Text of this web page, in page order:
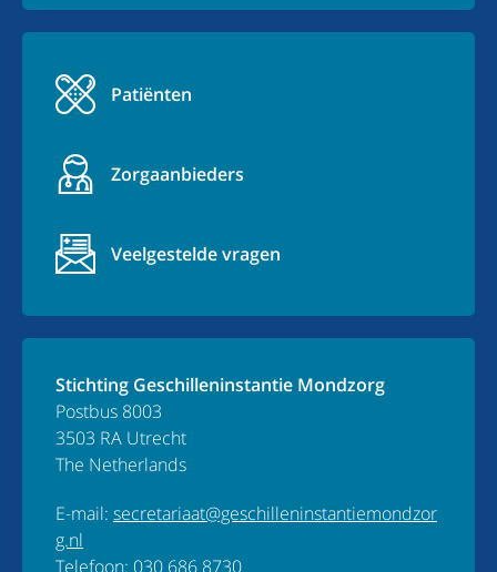
Patiënten
Zorgaanbieders
Veelgestelde vragen
Stichting Geschilleninstantie Mondzorg
Postbus 8003
3503 RA Utrecht
The Netherlands
E-mail: secretariaat@geschilleninstantiemondzor
g.nl
Telefoon: 030 686 8730